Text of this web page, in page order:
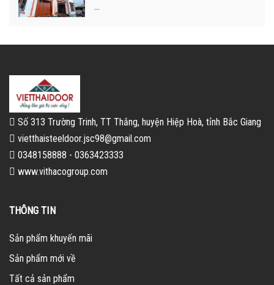
...
Số 313 Trường Trinh, TT Thắng, huyện Hiệp Hoà, tỉnh Bắc Giang
vietthaisteeldoor.jsc98@gmail.com
0348158888 - 0363423333
www.vithacogroup.com
THÔNG TIN
Sản phẩm khuyến mãi
Sản phẩm mới về
Tất cả sản phẩm